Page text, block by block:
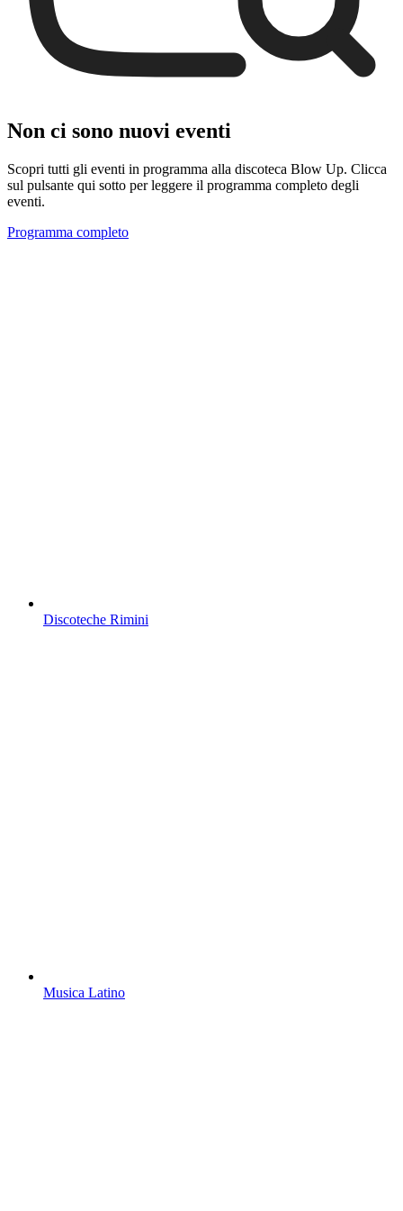
Non ci sono nuovi eventi
Scopri tutti gli eventi in programma alla discoteca Blow Up. Clicca
sul pulsante qui sotto per leggere il programma completo degli
eventi.
Programma completo
Discoteche Rimini
Musica Latino